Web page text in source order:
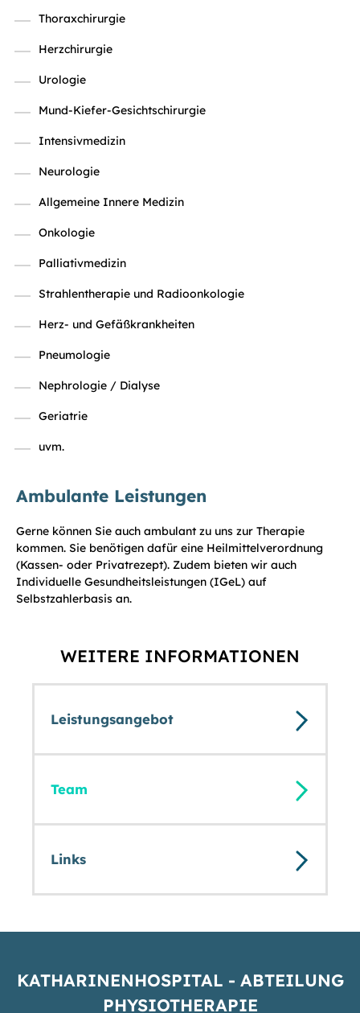
Thoraxchirurgie
Herzchirurgie
Urologie
Mund-Kiefer-Gesichtschirurgie
Intensivmedizin
Neurologie
Allgemeine Innere Medizin
Onkologie
Palliativmedizin
Strahlentherapie und Radioonkologie
Herz- und Gefäßkrankheiten
Pneumologie
Nephrologie / Dialyse
Geriatrie
uvm.
Ambulante Leistungen
Gerne können Sie auch ambulant zu uns zur Therapie
kommen. Sie benötigen dafür eine Heilmittelverordnung
(Kassen- oder Privatrezept). Zudem bieten wir auch
Individuelle Gesundheitsleistungen (IGeL) auf
Selbstzahlerbasis an.
WEITERE INFORMATIONEN
Leistungsangebot
Team
Links
KATHARINENHOSPITAL - ABTEILUNG
PHYSIOTHERAPIE